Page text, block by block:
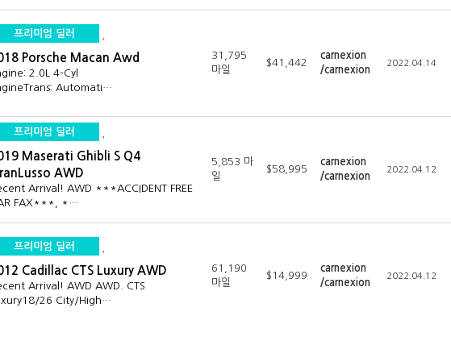
프리미엄 딜러
Porsche Macan Awd
2.0L 4-Cyl
Automati…
31,795
마일
$41,442
carnexion
/carnexion
2022.04.14
프리미엄 딜러
Maserati Ghibli S Q4
AWD
Arrival! AWD ***ACCIDENT FREE
FAX***, *…
5,853 마
일
$58,995
carnexion
/carnexion
2022.04.12
프리미엄 딜러
Cadillac CTS Luxury AWD
Arrival! AWD AWD. CTS
26 City/High…
61,190
마일
$14,999
carnexion
/carnexion
2022.04.12